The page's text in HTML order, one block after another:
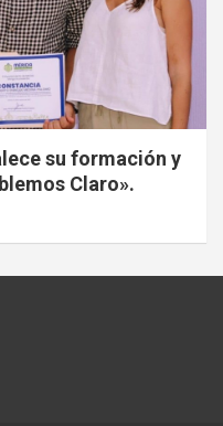
su formación y
Claro».